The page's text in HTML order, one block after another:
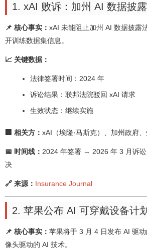
1. xAI 败诉：加州 AI 数据披
📌 核心事实： xAI 未能阻止加州 AI 数据披露
开训练数据集信息。
📈 关键数据：
法律签署时间：2024 年
诉讼结果：联邦法院驳回 xAI 请求
生效状态：继续实施
🏢 相关方： xAI（埃隆·马斯克）、加州政府
📅 时间线： 2024 年签署 → 2026 年 3 月诉
决
🔗 来源： Insurance Journal
2. 苹果公布 AI 可穿戴设备计划
📌 核心事实： 苹果将于 3 月 4 日发布 AI 驱
像头驱动的 AI 技术。